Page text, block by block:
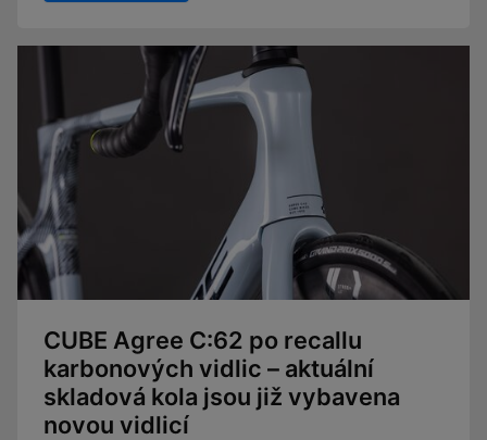
CUBE Agree C:62 po recallu
karbonových vidlic – aktuální
skladová kola jsou již vybavena
novou vidlicí